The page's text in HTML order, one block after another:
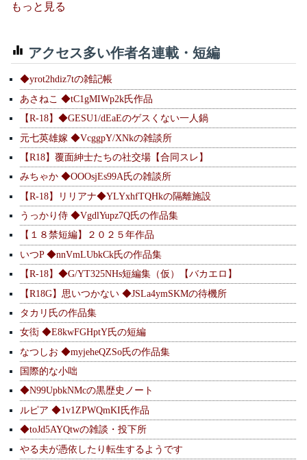
もっと見る
アクセス多い作者名連載・短編
◆yrot2hdiz7tの雑記帳
あさねこ ◆tC1gMIWp2k氏作品
【R-18】◆GESU1/dEaEのゲスくない一人鍋
元七英雄嫁 ◆VcggpY/XNkの雑談所
【R18】覆面紳士たちの社交場【合同スレ】
みちゃか ◆OOOsjEs99A氏の雑談所
【R-18】リリアナ◆YLYxhfTQHkの隔離施設
うっかり侍 ◆VgdlYupz7Q氏の作品集
【１８禁短編】２０２５年作品
いつP ◆nnVmLUbkCk氏の作品集
【R-18】◆G/YT325NHs短編集（仮）【バカエロ】
【R18G】思いつかない ◆JSLa4ymSKMの待機所
タカリ氏の作品集
女衒 ◆E8kwFGHptY氏の短編
なつしお ◆myjeheQZSo氏の作品集
国際的な小咄
◆N99UpbkNMcの黒歴史ノート
ルピア ◆1v1ZPWQmKI氏作品
◆toJd5AYQtwの雑談・投下所
やる夫が憑依したり転生するようです